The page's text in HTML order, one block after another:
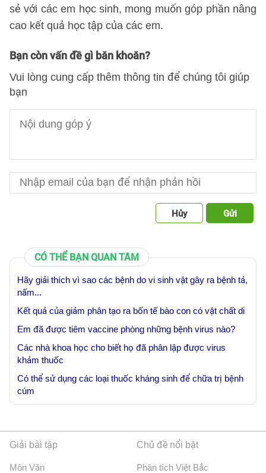
sẻ với các em học sinh, mong muốn góp phần nâng
cao kết quả học tập của các em.
Bạn còn vấn đề gì băn khoăn?
Vui lòng cung cấp thêm thông tin để chúng tôi giúp
bạn
Hủy Gửi
CÓ THỂ BẠN QUAN TÂM
Hãy giải thích vì sao các bệnh do vi sinh vật gây ra bệnh tả,
nấm...
Kết quả của giảm phân tạo ra bốn tế bào con có vật chất di
Em đã được tiêm vaccine phòng những bệnh virus nào?
Các nhà khoa học cho biết họ đã phân lập được virus
khảm thuốc
Có thể sử dụng các loại thuốc kháng sinh để chữa trị bệnh
cúm
Giải bài tập
Môn Văn
Chủ đề nổi bật
Phân tích Việt Bắc